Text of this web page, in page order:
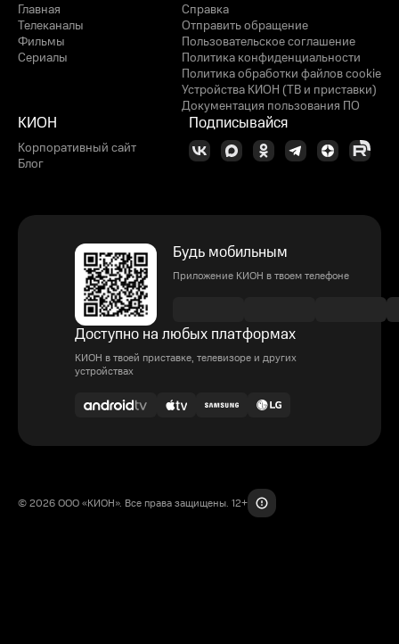
Главная
Телеканалы
Фильмы
Сериалы
Справка
Отправить обращение
Пользовательское соглашение
Политика конфиденциальности
Политика обработки файлов cookie
Устройства КИОН (ТВ и приставки)
Документация пользования ПО
КИОН
Корпоративный сайт
Блог
Подписывайся
Будь мобильным
Приложение КИОН в твоем телефоне
Доступно на любых платформах
КИОН в твоей приставке, телевизоре и других
устройствах
© 2026 ООО «КИОН». Все права защищены. 12+